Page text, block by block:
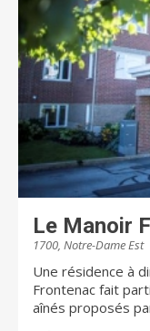
Le Manoir
1700, Notre-Dame Est
Une résidence à
Frontenac fait
aînés proposés